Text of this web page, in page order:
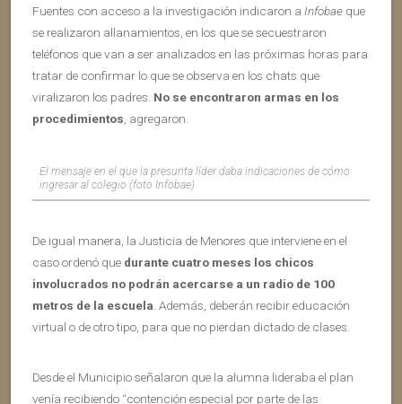
Fuentes con acceso a la investigación indicaron a Infobae que
se realizaron allanamientos, en los que se secuestraron
teléfonos que van a ser analizados en las próximas horas para
tratar de confirmar lo que se observa en los chats que
viralizaron los padres. No se encontraron armas en los
procedimientos , agregaron.
El mensaje en el que la presunta líder daba indicaciones de cómo
ingresar al colegio (foto Infobae)
De igual manera, la Justicia de Menores que interviene en el
caso ordenó que durante cuatro meses los chicos
involucrados no podrán acercarse a un radio de 100
metros de la escuela . Además, deberán recibir educación
virtual o de otro tipo, para que no pierdan dictado de clases.
Desde el Municipio señalaron que la alumna lideraba el plan
venía recibiendo “contención especial por parte de las